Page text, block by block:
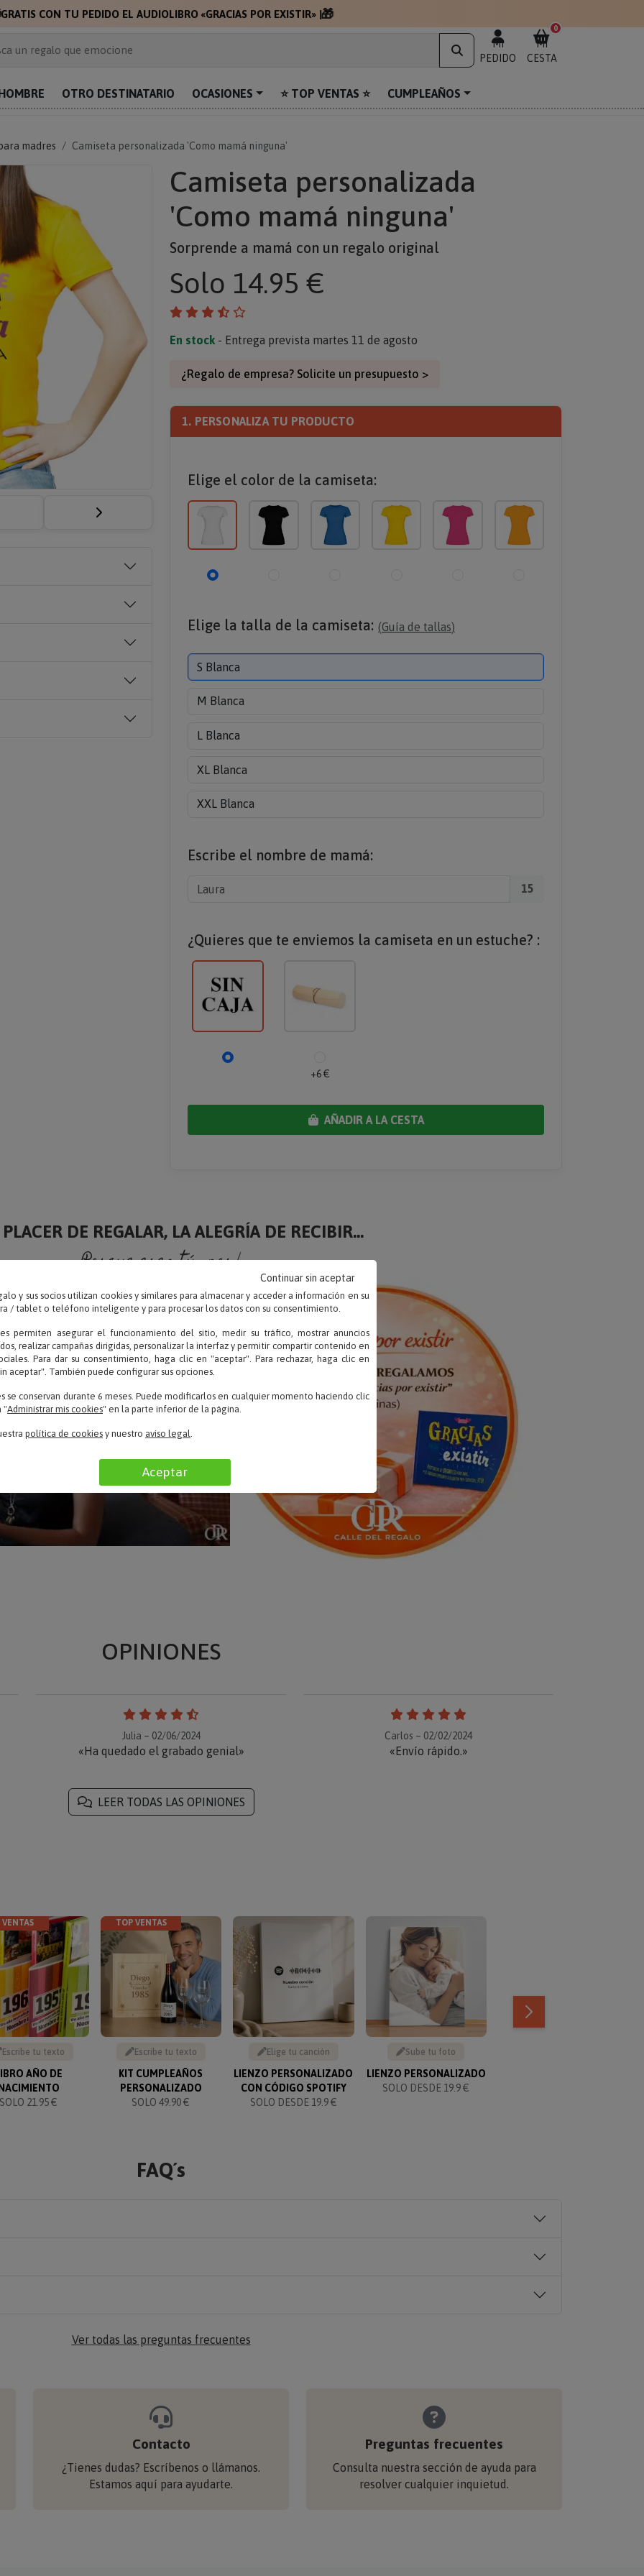
GRATIS CON TU PEDIDO EL AUDIOLIBRO «GRACIAS POR EXISTIR» 🎁
un regalo que emocione
personalizados para sorprender
MI
PEDIDO
0
MI
CESTA
OTRO DESTINATARIO OCASIONES ⭐ TOP VENTAS ⭐ CUMPLEAÑOS
madres Camiseta personalizada 'Como mamá ninguna'
Camiseta personalizada
'Como mamá ninguna'
Sorprende a mamá con un regalo original
Solo 14.95 €
En stock - Entrega prevista martes 11 de agosto
¿Regalo de empresa? Solicite un presupuesto >
1. PERSONALIZA TU PRODUCTO
Elige el color de la camiseta:
Elige la talla de la camiseta: (Guía de tallas)
S Blanca
M Blanca
L Blanca
XL Blanca
XXL Blanca
Escribe el nombre de mamá:
15
¿Quieres que te enviemos la camiseta en un estuche? :
+6 €
AÑADIR A LA CESTA
DE REGALAR, LA ALEGRÍA DE RECIBIR...
Porque eres tú, porque soy yo.
OPINIONES
Julia – 02/06/2024
«Ha quedado el grabado genial»
Carlos – 02/02/2024
«Envío rápido.»
LEER TODAS LAS OPINIONES
Escribe tu texto
AÑO DE
SOLO 21.95 €
TOP VENTAS
Escribe tu texto
KIT CUMPLEAÑOS
PERSONALIZADO
SOLO 49.90 €
Elige tu canción
LIENZO PERSONALIZADO
CON CÓDIGO SPOTIFY
SOLO DESDE 19.9 €
Sube tu foto
LIENZO PERSONALIZADO
SOLO DESDE 19.9 €
FAQ´s
Ver todas las preguntas frecuentes
Contacto
¿Tienes dudas? Escríbenos o llámanos.
Estamos aquí para ayudarte.
Preguntas frecuentes
Consulta nuestra sección de ayuda para
resolver cualquier inquietud.
y sus socios utilizan cookies y similares para almacenar y acceder a información en su
/ tablet o teléfono inteligente y para procesar los datos con su consentimiento.
permiten asegurar el funcionamiento del sitio, medir su tráfico, mostrar anuncios
realizar campañas dirigidas, personalizar la interfaz y permitir compartir contenido en
Para dar su consentimiento, haga clic en "aceptar". Para rechazar, haga clic en
aceptar". También puede configurar sus opciones.
se conservan durante 6 meses. Puede modificarlos en cualquier momento haciendo clic
"Administrar mis cookies" en la parte inferior de la página.
política de cookies y nuestro aviso legal
Aceptar
Continuar sin aceptar